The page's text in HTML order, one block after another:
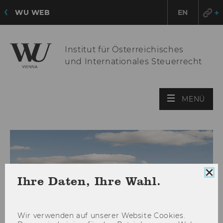
WU WEB EN
Institut für Österreichisches
und Internationales Steuerrecht
MENÜ
Ihre Daten, Ihre Wahl.
Wir ver­wen­den auf un­se­rer Web­site Coo­kies.